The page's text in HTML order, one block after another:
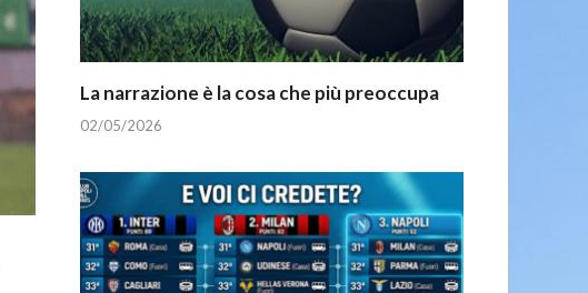
La narrazione è la cosa che più preoccupa
02/05/2026